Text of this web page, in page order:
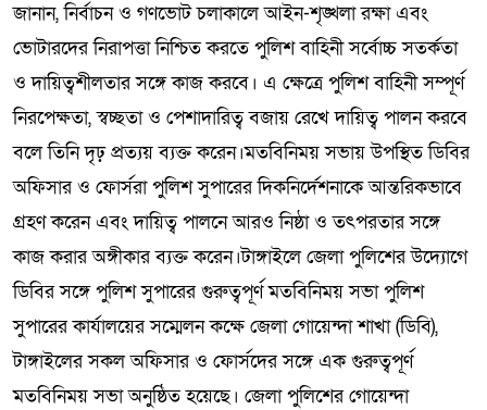
জানান, নির্বাচন ও গণভোট চলাকালে আইন-শৃঙ্খলা রক্ষা এবং
ভোটারদের নিরাপত্তা নিশ্চিত করতে পুলিশ বাহিনী সর্বোচ্চ সতর্কতা
ও দায়িত্বশীলতার সঙ্গে কাজ করবে। এ ক্ষেত্রে পুলিশ বাহিনী সম্পূর্ণ
নিরপেক্ষতা, স্বচ্ছতা ও পেশাদারিত্ব বজায় রেখে দায়িত্ব পালন করবে
বলে তিনি দৃঢ় প্রত্যয় ব্যক্ত করেন।মতবিনিময় সভায় উপস্থিত ডিবির
অফিসার ও ফোর্সরা পুলিশ সুপারের দিকনির্দেশনাকে আন্তরিকভাবে
গ্রহণ করেন এবং দায়িত্ব পালনে আরও নিষ্ঠা ও তৎপরতার সঙ্গে
কাজ করার অঙ্গীকার ব্যক্ত করেন।টাঙ্গাইলে জেলা পুলিশের উদ্যোগে
ডিবির সঙ্গে পুলিশ সুপারের গুরুত্বপূর্ণ মতবিনিময় সভা পুলিশ
সুপারের কার্যালয়ের সম্মেলন কক্ষে জেলা গোয়েন্দা শাখা (ডিবি),
টাঙ্গাইলের সকল অফিসার ও ফোর্সদের সঙ্গে এক গুরুত্বপূর্ণ
মতবিনিময় সভা অনুষ্ঠিত হয়েছে। জেলা পুলিশের গোয়েন্দা